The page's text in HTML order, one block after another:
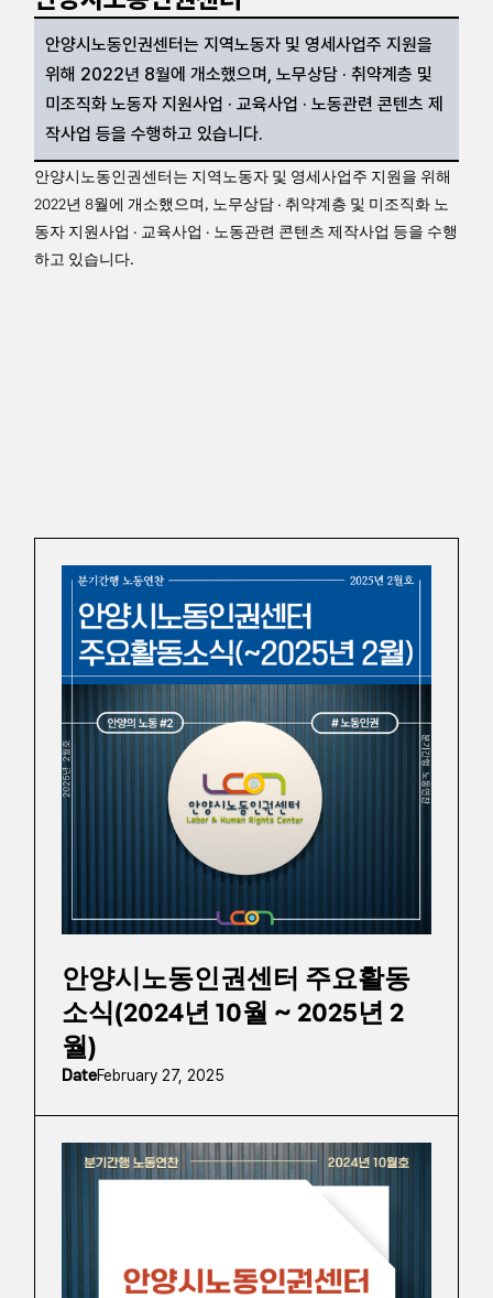
안양시노동인권센터는 지역노동자 및 영세사업주 지원을
위해 2022년 8월에 개소했으며, 노무상담 · 취약계층 및
미조직화 노동자 지원사업 · 교육사업 · 노동관련 콘텐츠 제
작사업 등을 수행하고 있습니다.
안양시노동인권센터는 지역노동자 및 영세사업주 지원을 위해
2022년 8월에 개소했으며, 노무상담 · 취약계층 및 미조직화 노
동자 지원사업 · 교육사업 · 노동관련 콘텐츠 제작사업 등을 수행
하고 있습니다.
Articles by
안양시노동인권센터
안양시노동인권센터 주요활동
소식(2024년 10월 ~ 2025년 2
월)
DateFebruary 27, 2025